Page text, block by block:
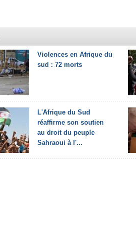
Violences en Afrique du
sud : 72 morts
L'Afrique du Sud
réaffirme son soutien
au droit du peuple
Sahraoui à l'...